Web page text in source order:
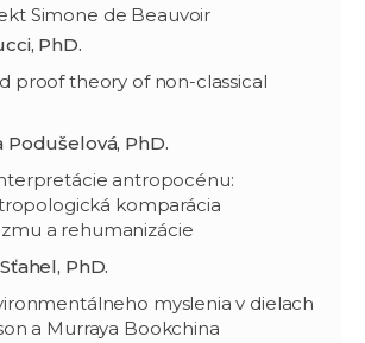
Simone de Beauvoir
PhD.
proof theory of non-classical
Podušelová, PhD.
antropocénu:
komparácia
a rehumanizácie
PhD.
myslenia v dielach
a Murraya Bookchina